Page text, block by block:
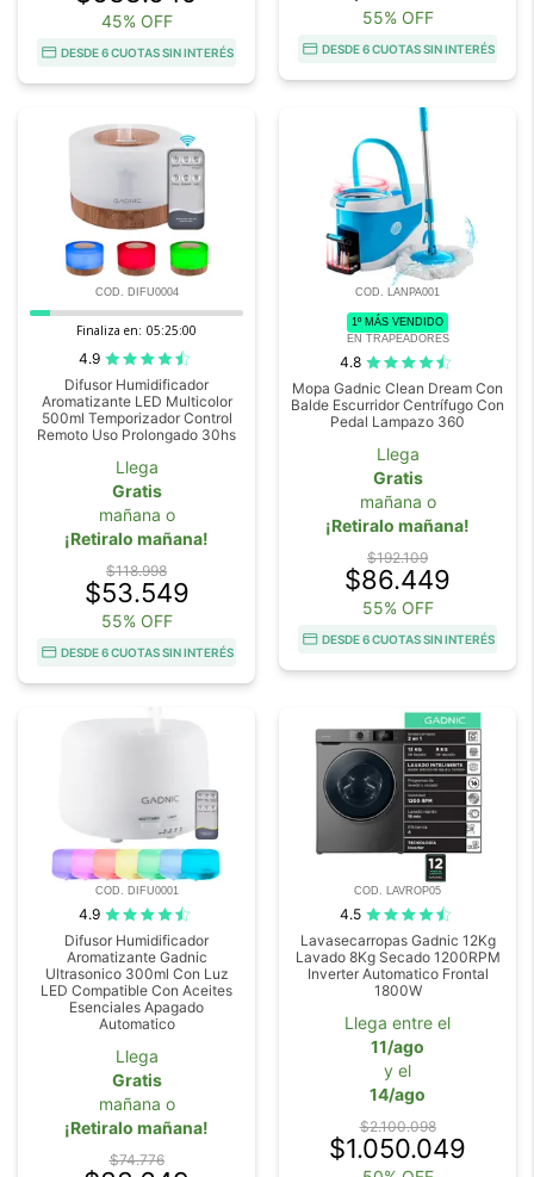
45% OFF
DESDE 6 CUOTAS SIN INTERÉS
55% OFF
DESDE 6 CUOTAS SIN INTERÉS
COD. DIFU0004
Finaliza en: 05:24:59
4.9
Difusor Humidificador
Aromatizante LED Multicolor
500ml Temporizador Control
Remoto Uso Prolongado 30hs
Llega
Gratis
mañana o
¡Retiralo mañana!
$118.998
$53.549
55% OFF
DESDE 6 CUOTAS SIN INTERÉS
COD. LANPA001
1º MÁS VENDIDO
EN TRAPEADORES
4.8
Mopa Gadnic Clean Dream Con
Balde Escurridor Centrífugo Con
Pedal Lampazo 360
Llega
Gratis
mañana o
¡Retiralo mañana!
$192.109
$86.449
55% OFF
DESDE 6 CUOTAS SIN INTERÉS
COD. DIFU0001
4.9
Difusor Humidificador
Aromatizante Gadnic
Ultrasonico 300ml Con Luz
LED Compatible Con Aceites
Esenciales Apagado
Automatico
Llega
Gratis
mañana o
¡Retiralo mañana!
$74.776
COD. LAVROP05
4.5
Lavasecarropas Gadnic 12Kg
Lavado 8Kg Secado 1200RPM
Inverter Automatico Frontal
1800W
Llega entre el
11/ago
y el
14/ago
$2.100.098
$1.050.049